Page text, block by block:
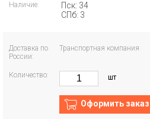
Наличие:
Пск: 34
СПб: 3
Доставка по
России:
Транспортная компания
Количество: шт
Оформить заказ